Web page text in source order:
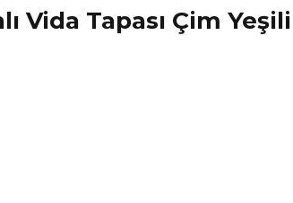
Vida Tapası Çim